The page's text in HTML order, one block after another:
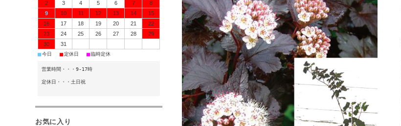
2
3 4 5 6 7
8
9
10 11 12 13 14
15
16
17 18 19 20 21
22
23
24 25 26 27 28
29
30
31
■今日 ■定休日 ■臨時定休
営業時間・・・9-17時
定休日・・・土日祝
お気に入り